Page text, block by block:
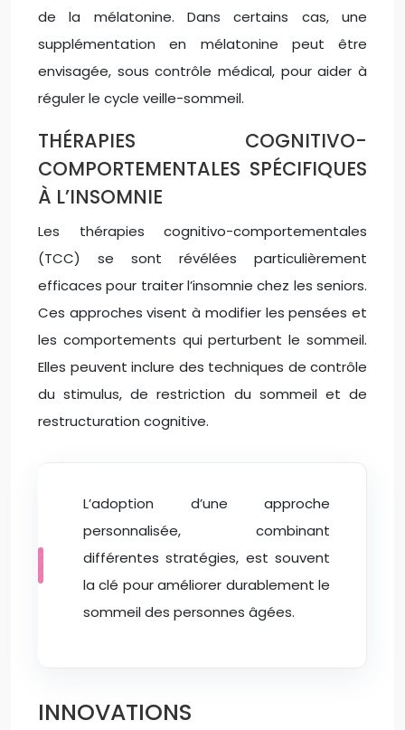
de la mélatonine. Dans certains cas, une
supplémentation en mélatonine peut être
envisagée, sous contrôle médical, pour aider à
réguler le cycle veille-sommeil.
THÉRAPIES COGNITIVO-
COMPORTEMENTALES SPÉCIFIQUES
À L’INSOMNIE
Les thérapies cognitivo-comportementales
(TCC) se sont révélées particulièrement
efficaces pour traiter l’insomnie chez les seniors.
Ces approches visent à modifier les pensées et
les comportements qui perturbent le sommeil.
Elles peuvent inclure des techniques de contrôle
du stimulus, de restriction du sommeil et de
restructuration cognitive.
L’adoption d’une approche
personnalisée, combinant
différentes stratégies, est souvent
la clé pour améliorer durablement le
sommeil des personnes âgées.
INNOVATIONS